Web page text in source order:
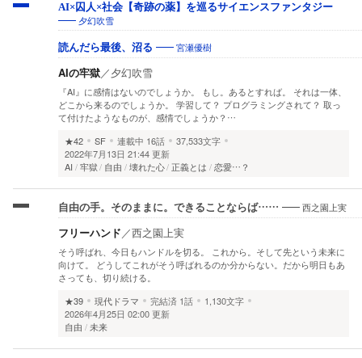
AI×囚人×社会【奇跡の薬】を巡るサイエンスファンタジー
夕幻吹雪
読んだら最後、沼る 宮瀬優樹
AIの牢獄／夕幻吹雪
『AI』に感情はないのでしょうか。 もし。あるとすれば。 それは一体、
どこから来るのでしょうか。 学習して？ プログラミングされて？ 取っ
て付けたようなものが、感情でしょうか？…
★42
SF 連載中 16話
37,533文字
2022年7月13日 21:44 更新
AI
牢獄 自由 壊れた心 正義とは 恋愛…？
自由の手。そのままに。できることならば…… 西之園上実
フリーハンド／西之園上実
そう呼ばれ、今日もハンドルを切る。 これから。そして先という未来に
向けて。 どうしてこれがそう呼ばれるのか分からない。だから明日もあ
さっても、切り続ける。
★39
現代ドラマ 完結済 1話
1,130文字
2026年4月25日 02:00 更新
自由
未来